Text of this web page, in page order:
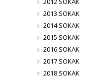
2013 SOKAK
2014 SOKAK
2015 SOKAK
2016 SOKAK
2017 SOKAK
2018 SOKAK